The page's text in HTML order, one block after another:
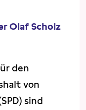
Olaf Scholz
den
von
sind